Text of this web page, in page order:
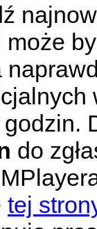
może
do
tej